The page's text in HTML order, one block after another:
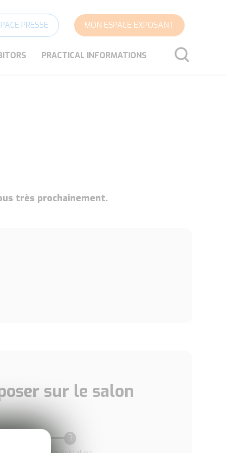
PRESSE MON ESPACE EXPOSANT
PRACTICAL INFORMATIONS SEARCH
très prochainement.
sur le salon